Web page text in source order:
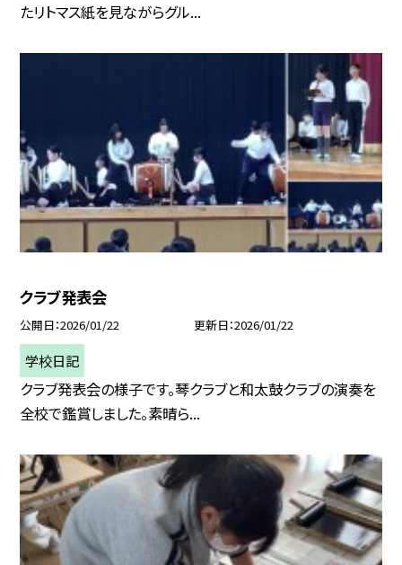
たリトマス紙を見ながらグル...
クラブ発表会
公開日 2026/01/22 更新日 2026/01/22
学校日記
クラブ発表会の様子です。琴クラブと和太鼓クラブの演奏を
全校で鑑賞しました。素晴ら...